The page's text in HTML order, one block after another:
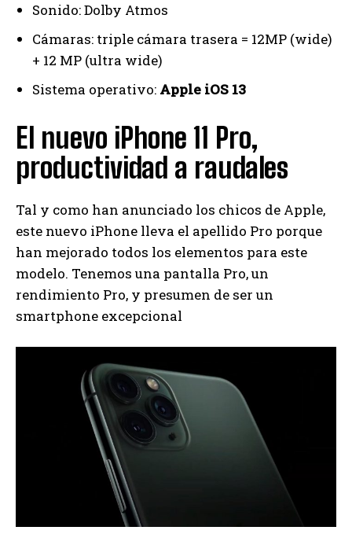
Sonido: Dolby Atmos
Cámaras: triple cámara trasera = 12MP (wide)
+ 12 MP (ultra wide)
Sistema operativo: Apple iOS 13
El nuevo iPhone 11 Pro,
productividad a raudales
Tal y como han anunciado los chicos de Apple,
este nuevo iPhone lleva el apellido Pro porque
han mejorado todos los elementos para este
modelo. Tenemos una pantalla Pro, un
rendimiento Pro, y presumen de ser un
smartphone excepcional